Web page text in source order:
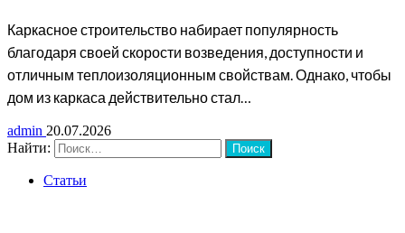
Каркасное строительство набирает популярность
благодаря своей скорости возведения, доступности и
отличным теплоизоляционным свойствам. Однако, чтобы
дом из каркаса действительно стал…
admin 20.07.2026
Найти:
Статьи